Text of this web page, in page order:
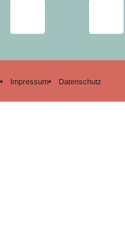
Impressum Datenschutz